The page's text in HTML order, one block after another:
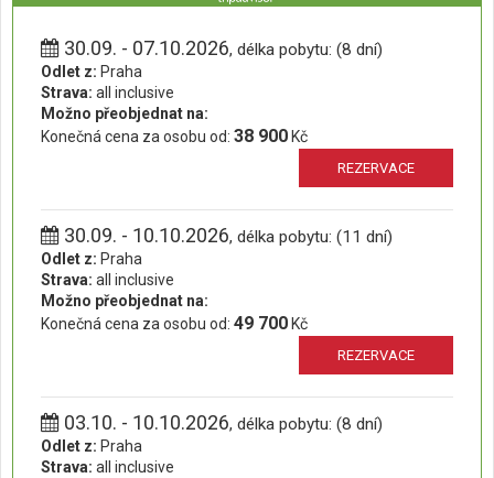
30.09. - 07.10.2026, délka pobytu: (8 dní)
Odlet z: Praha
Strava: all inclusive
Možno přeobjednat na:
Konečná cena za osobu od: 38 900 Kč
REZERVACE
30.09. - 10.10.2026, délka pobytu: (11 dní)
Odlet z: Praha
Strava: all inclusive
Možno přeobjednat na:
Konečná cena za osobu od: 49 700 Kč
REZERVACE
03.10. - 10.10.2026, délka pobytu: (8 dní)
Odlet z: Praha
Strava: all inclusive